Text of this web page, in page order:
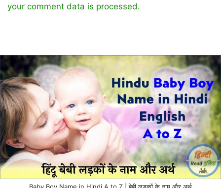
your comment data is processed.